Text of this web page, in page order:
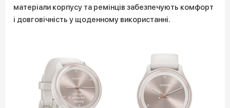
матеріали корпусу та ремінців забезпечують комфорт
і довговічність у щоденному використанні.